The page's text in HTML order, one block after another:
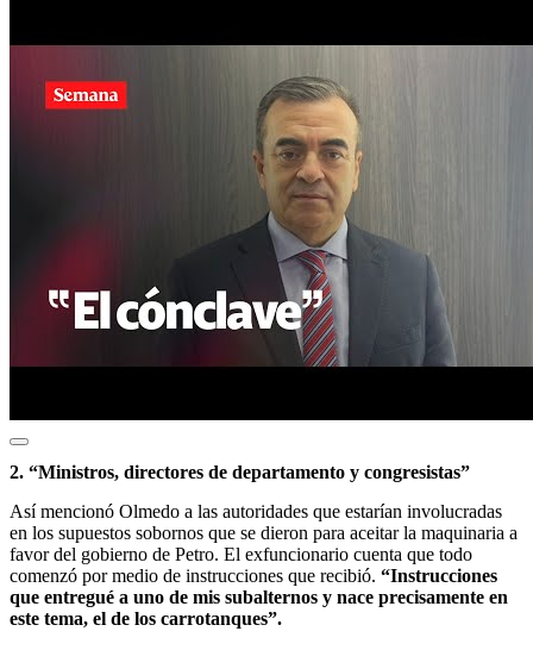
2. “Ministros, directores de departamento y congresistas”
Así mencionó Olmedo a las autoridades que estarían involucradas
en los supuestos sobornos que se dieron para aceitar la maquinaria a
favor del gobierno de Petro. El exfuncionario cuenta que todo
comenzó por medio de instrucciones que recibió. “Instrucciones
que entregué a uno de mis subalternos y nace precisamente en
este tema, el de los carrotanques”.